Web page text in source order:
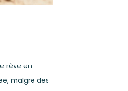
rêve en
malgré des